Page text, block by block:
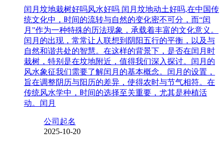
闰月坟地栽树好吗风水好吗 闰月坟地动土好吗,在中国传
统文化中，时间的流转与自然的变化密不可分，而“闰
月”作为一种特殊的历法现象，承载着丰富的文化意义。
闰月的出现，常常让人联想到阴阳五行的平衡，以及与
自然和谐共处的智慧。在这样的背景下，是否在闰月时
栽树，特别是在坟地附近，值得我们深入探讨。闰月的
风水象征我们需要了解闰月的基本概念。闰月的设置，
旨在调整阴历与阳历的差异，使得农时与节气相符。在
传统风水学中，时间的选择至关重要，尤其是种植活
动。闰月
公司起名
2025-10-20